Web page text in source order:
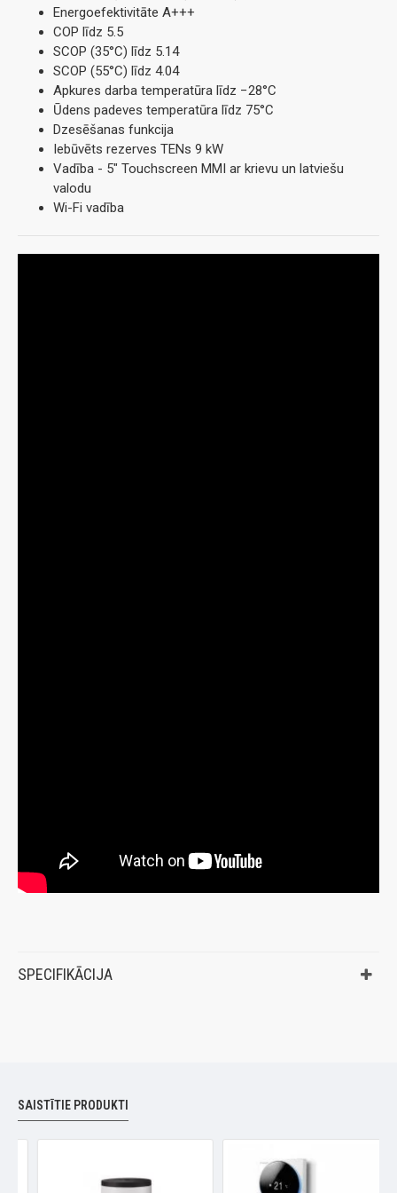
Energoefektivitāte A+++
COP līdz 5.5
SCOP (35°C) līdz 5.14
SCOP (55°C) līdz 4.04
Apkures darba temperatūra līdz −28°C
Ūdens padeves temperatūra līdz 75°C
Dzesēšanas funkcija
Iebūvēts rezerves TENs 9 kW
Vadība - 5" Touchscreen MMI ar krievu un latviešu
valodu
Wi-Fi vadība
SPECIFIKĀCIJA
SAISTĪTIE PRODUKTI